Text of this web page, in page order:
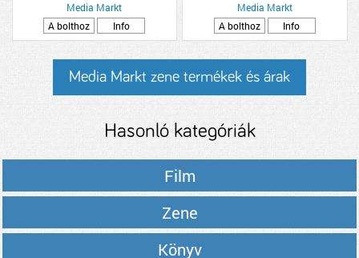
Media Markt
A bolthoz
Info
Media Markt
A bolthoz
Info
Media Markt zene termékek és árak
Hasonló kategóriák
Film
Zene
Könyv